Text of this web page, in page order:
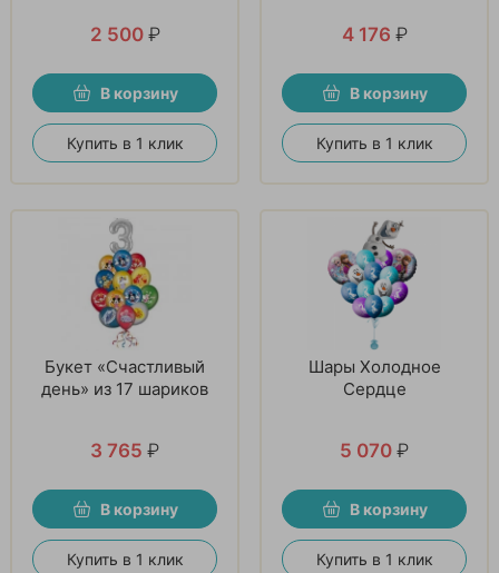
2 500 ₽
В корзину
Купить в 1 клик
4 176 ₽
В корзину
Купить в 1 клик
Букет «Счастливый
день» из 17 шариков
3 765 ₽
В корзину
Купить в 1 клик
Шары Холодное
Сердце
5 070 ₽
В корзину
Купить в 1 клик